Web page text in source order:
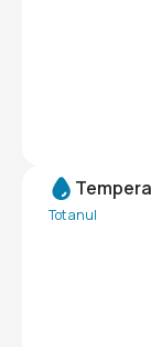
Tot anul